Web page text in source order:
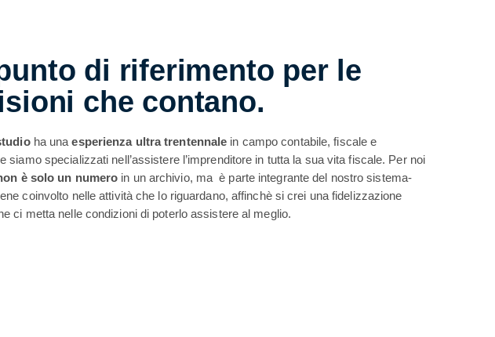
di riferimento per le
che contano.
ha unaesperienza ultra trentennale in campo contabile, fiscale e
siamo specializzati nell’assistere l’imprenditore in tutta la sua vita fiscale. Per noi
è solo un numero in un archivio, ma è parte integrante del nostro sistema-
coinvolto nelle attività che lo riguardano, affinchè si crei una fidelizzazione
ci metta nelle condizioni di poterlo assistere al meglio.